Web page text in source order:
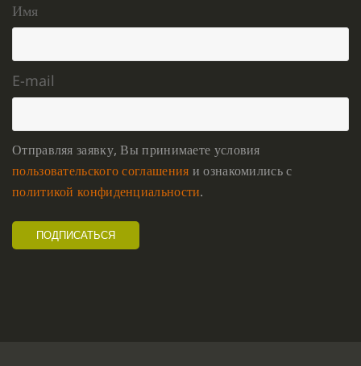
Имя
E-mail
Отправляя заявку, Вы принимаете условия
пользовательского соглашения и ознакомились с
политикой конфиденциальности.